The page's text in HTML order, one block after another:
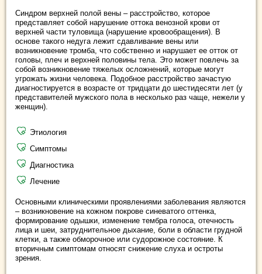
Синдром верхней полой вены – расстройство, которое
представляет собой нарушение оттока венозной крови от
верхней части туловища (нарушение кровообращения). В
основе такого недуга лежит сдавливание вены или
возникновение тромба, что собственно и нарушает ее отток от
головы, плеч и верхней половины тела. Это может повлечь за
собой возникновение тяжелых осложнений, которые могут
угрожать жизни человека. Подобное расстройство зачастую
диагностируется в возрасте от тридцати до шестидесяти лет (у
представителей мужского пола в несколько раз чаще, нежели у
женщин).
Этиология
Симптомы
Диагностика
Лечение
Основными клиническими проявлениями заболевания являются
– возникновение на кожном покрове синеватого оттенка,
формирование одышки, изменение тембра голоса, отечность
лица и шеи, затруднительное дыхание, боли в области грудной
клетки, а также обморочное или судорожное состояние. К
вторичным симптомам относят снижение слуха и остроты
зрения.